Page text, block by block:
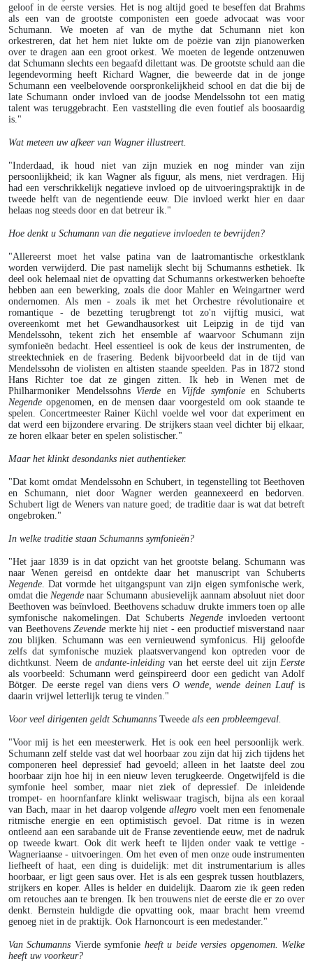
geloof in de eerste versies. Het is nog altijd goed te beseffen dat Brahms
als een van de grootste componisten een goede advocaat was voor
Schumann. We moeten af van de mythe dat Schumann niet kon
orkestreren, dat het hem niet lukte om de poëzie van zijn pianowerken
over te dragen aan een groot orkest. We moeten de legende ontzenuwen
dat Schumann slechts een begaafd dilettant was. De grootste schuld aan die
legendevorming heeft Richard Wagner, die beweerde dat in de jonge
Schumann een veelbelovende oorspronkelijkheid school en dat die bij de
late Schumann onder invloed van de joodse Mendelssohn tot een matig
talent was teruggebracht. Een vaststelling die even foutief als boosaardig
is."
Wat meteen uw afkeer van Wagner illustreert.
"Inderdaad, ik houd niet van zijn muziek en nog minder van zijn
persoonlijkheid; ik kan Wagner als figuur, als mens, niet verdragen. Hij
had een verschrikkelijk negatieve invloed op de uitvoeringspraktijk in de
tweede helft van de negentiende eeuw. Die invloed werkt hier en daar
helaas nog steeds door en dat betreur ik."
Hoe denkt u Schumann van die negatieve invloeden te bevrijden?
"Allereerst moet het valse patina van de laatromantische orkestklank
worden verwijderd. Die past namelijk slecht bij Schumanns esthetiek. Ik
deel ook helemaal niet de opvatting dat Schumanns orkestwerken behoefte
hebben aan een bewerking, zoals die door Mahler en Weingartner werd
ondernomen. Als men - zoals ik met het Orchestre révolutionaire et
romantique - de bezetting terugbrengt tot zo'n vijftig musici, wat
overeenkomt met het Gewandhausorkest uit Leipzig in de tijd van
Mendelssohn, tekent zich het ensemble af waarvoor Schumann zijn
symfonieën bedacht. Heel essentieel is ook de keus der instrumenten, de
streektechniek en de frasering. Bedenk bijvoorbeeld dat in de tijd van
Mendelssohn de violisten en altisten staande speelden. Pas in 1872 stond
Hans Richter toe dat ze gingen zitten. Ik heb in Wenen met de
Philharmoniker Mendelssohns Vierde en Vijfde symfonieen Schuberts
Negende opgenomen, en de mensen daar voorgesteld om ook staande te
spelen. Concertmeester Rainer Küchl voelde wel voor dat experiment en
dat werd een bijzondere ervaring. De strijkers staan veel dichter bij elkaar,
ze horen elkaar beter en spelen solistischer."
Maar het klinkt desondanks niet authentieker.
"Dat komt omdat Mendelssohn en Schubert, in tegenstelling tot Beethoven
en Schumann, niet door Wagner werden geannexeerd en bedorven.
Schubert ligt de Weners van nature goed; de traditie daar is wat dat betreft
ongebroken."
In welke traditie staan Schumanns symfonieën?
"Het jaar 1839 is in dat opzicht van het grootste belang. Schumann was
naar Wenen gereisd en ontdekte daar het manuscript van Schuberts
Negende. Dat vormde het uitgangspunt van zijn eigen symfonische werk,
omdat dieNegende naar Schumann abusievelijk aannam absoluut niet door
Beethoven was beïnvloed. Beethovens schaduw drukte immers toen op alle
symfonische nakomelingen. Dat Schuberts Negendeinvloeden vertoont
van BeethovensZevende merkte hij niet - een productief misverstand naar
zou blijken. Schumann was een vernieuwend symfonicus. Hij geloofde
zelfs dat symfonische muziek plaatsvervangend kon optreden voor de
dichtkunst. Neem de andante-inleidingvan het eerste deel uit zijnEerste
als voorbeeld: Schumann werd geïnspireerd door een gedicht van Adolf
Bötger. De eerste regel van diens versO wende, wende deinen Laufis
daarin vrijwel letterlijk terug te vinden."
Voor veel dirigenten geldt Schumanns Tweede als een probleemgeval.
"Voor mij is het een meesterwerk. Het is ook een heel persoonlijk werk.
Schumann zelf stelde vast dat wel hoorbaar zou zijn dat hij zich tijdens het
componeren heel depressief had gevoeld; alleen in het laatste deel zou
hoorbaar zijn hoe hij in een nieuw leven terugkeerde. Ongetwijfeld is die
symfonie heel somber, maar niet ziek of depressief. De inleidende
trompet- en hoornfanfare klinkt weliswaar tragisch, bijna als een koraal
van Bach, maar in het daarop volgendeallegro voelt men een fenomenale
ritmische energie en een optimistisch gevoel. Dat ritme is in wezen
ontleend aan een sarabande uit de Franse zeventiende eeuw, met de nadruk
op tweede kwart. Ook dit werk heeft te lijden onder vaak te vettige -
Wagneriaanse - uitvoeringen. Om het even of men onze oude instrumenten
liefheeft of haat, een ding is duidelijk: met dit instrumentarium is alles
hoorbaar, er ligt geen saus over. Het is als een gesprek tussen houtblazers,
strijkers en koper. Alles is helder en duidelijk. Daarom zie ik geen reden
om retouches aan te brengen. Ik ben trouwens niet de eerste die er zo over
denkt. Bernstein huldigde die opvatting ook, maar bracht hem vreemd
genoeg niet in de praktijk. Ook Harnoncourt is een medestander."
Van Schumanns Vierde symfonie heeft u beide versies opgenomen. Welke
heeft uw voorkeur?